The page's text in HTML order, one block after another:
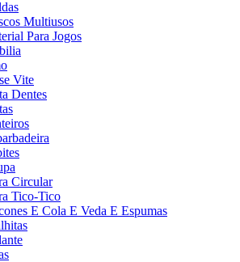
Multiusos
Para Jogos
Vite
Dentes
Circular
Tico-Tico
E Cola E Veda E Espumas